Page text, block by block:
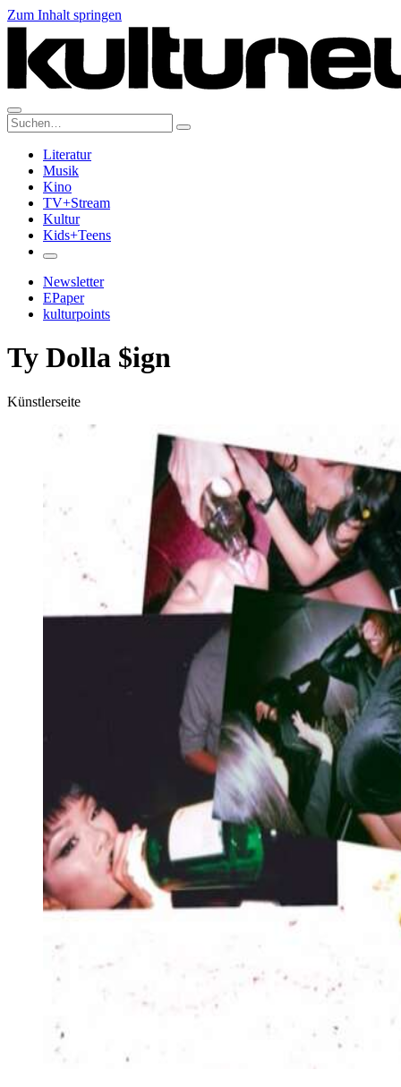
Zum Inhalt springen
Suche:
Literatur
Musik
Kino
TV+Stream
Kultur
Kids+Teens
Newsletter
EPaper
kulturpoints
Ty Dolla $ign
Künstlerseite